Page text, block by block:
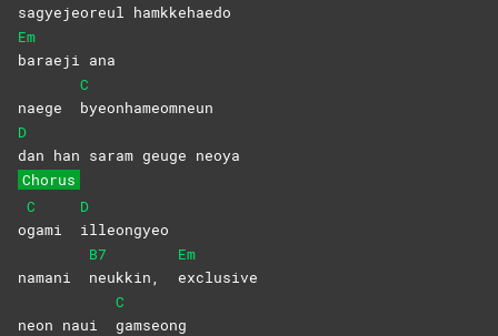
sagyejeoreul hamkkehaedo
Em
baraeji ana
naege
C
byeonhameomneun
D
dan han saram geuge neoya
Chorus
o
C
gami
D
illeongyeo
namani
B7
neukkin,
Em
exclusive
neon naui
C
gamseong